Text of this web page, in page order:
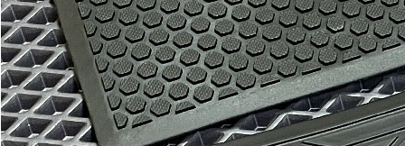
Отдельные коврики
EVA
Эконом
Два передних коврика 2100 3600
В корзину